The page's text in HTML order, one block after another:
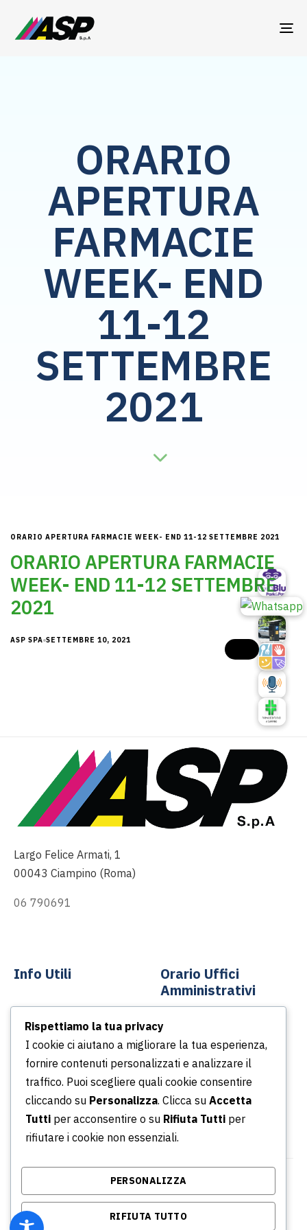
ORARIO
APERTURA
FARMACIE
WEEK- END
11-12
SETTEMBRE
2021
ORARIO APERTURA FARMACIE WEEK- END 11-12 SETTEMBRE 2021
ORARIO APERTURA FARMACIE
WEEK- END 11-12 SETTEMBRE
2021
ASP SPA SETTEMBRE 10, 2021
Largo Felice Armati, 1
00043 Ciampino (Roma)
06 790691
Info Utili
News
Podcast
Portale della Trasparenza
Whistleblowing
Orario Uffici
Amministrativi
Dal lunedì al venerdì
Dalle ore 8.30 alle ore
13.30
Dalle ore 14.30 alle ore
16.30
© Copyright 2026 Azienda Servizi Pubblici S.p.a. |
P.IVA/CF/ Iscrizione CCIA 02315031001 - REA: RM -
Rispettiamo la tua privacy
I cookie ci aiutano a migliorare la tua esperienza,
fornire contenuti personalizzati e analizzare il
traffico. Puoi scegliere quali cookie consentire
cliccando su Personalizza. Clicca su Accetta
Tutti per acconsentire o su Rifiuta Tutti per
rifiutare i cookie non essenziali.
PERSONALIZZA
RIFIUTA TUTTO